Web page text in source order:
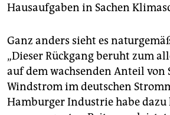
Hausaufgaben in Sachen
Ganz anders sieht es
„Dieser Rückgang beruht zum
auf dem wachsenden Anteil von
Windstrom im deutschen
Hamburger Industrie habe dazu